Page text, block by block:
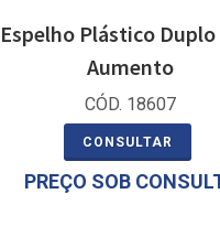
Espelho Plástico Duplo
Aumento
CÓD. 18607
CONSULTAR
PREÇO SOB